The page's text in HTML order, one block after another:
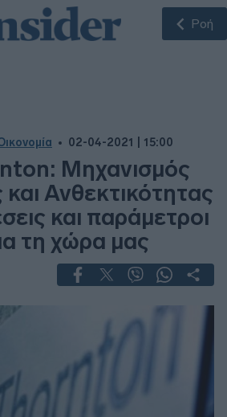
Ροή
02-04-2021 | 15:00
Μηχανισμός
Ανθεκτικότητας
και παράμετροι
τη χώρα μας